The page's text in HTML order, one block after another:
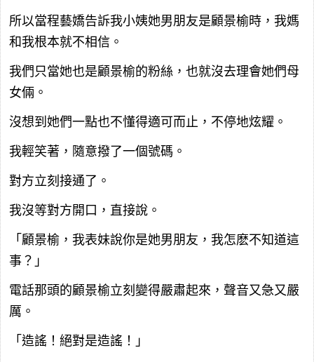
所以當程藝嬌告訴我小姨她男朋友是顧景榆時，我媽
和我根本就不相信。
我們只當她也是顧景榆的粉絲，也就沒去理會她們母
女倆。
沒想到她們一點也不懂得適可而止，不停地炫耀。
我輕笑著，隨意撥了一個號碼。
對方立刻接通了。
我沒等對方開口，直接說。
「顧景榆，我表妹說你是她男朋友，我怎麽不知道這
事？」
電話那頭的顧景榆立刻變得嚴肅起來，聲音又急又嚴
厲。
「造謠！絕對是造謠！」